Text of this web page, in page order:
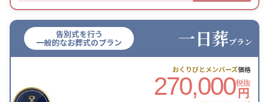
告別式を行う
一般的なお葬式のプラン 一日葬プラン
おくりびとメンバーズ価格
270,000税抜
円